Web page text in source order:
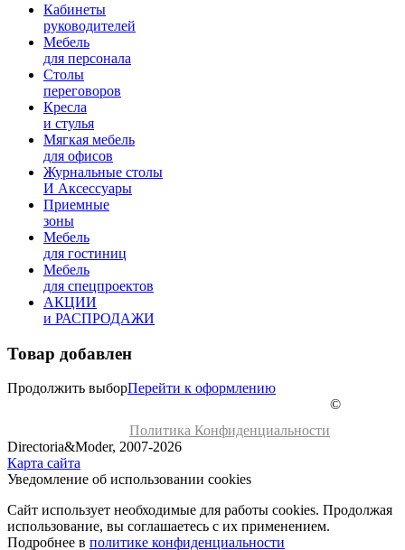
Кабинеты
руководителей
Мебель
для персонала
Столы
переговоров
Кресла
и стулья
Мягкая мебель
для офисов
Журнальные столы
И Аксессуары
Приемные
зоны
Мебель
для гостиниц
Мебель
для cпецпроектов
АКЦИИ
и РАСПРОДАЖИ
Товар добавлен
Продолжить выборПерейти к оформлению
Политика Конфиденциальности
©
Directoria&Moder, 2007-2026
Карта сайта
Уведомление об использовании cookies
Сайт использует необходимые для работы cookies. Продолжая
использование, вы соглашаетесь с их применением.
Подробнее в политике конфиденциальности